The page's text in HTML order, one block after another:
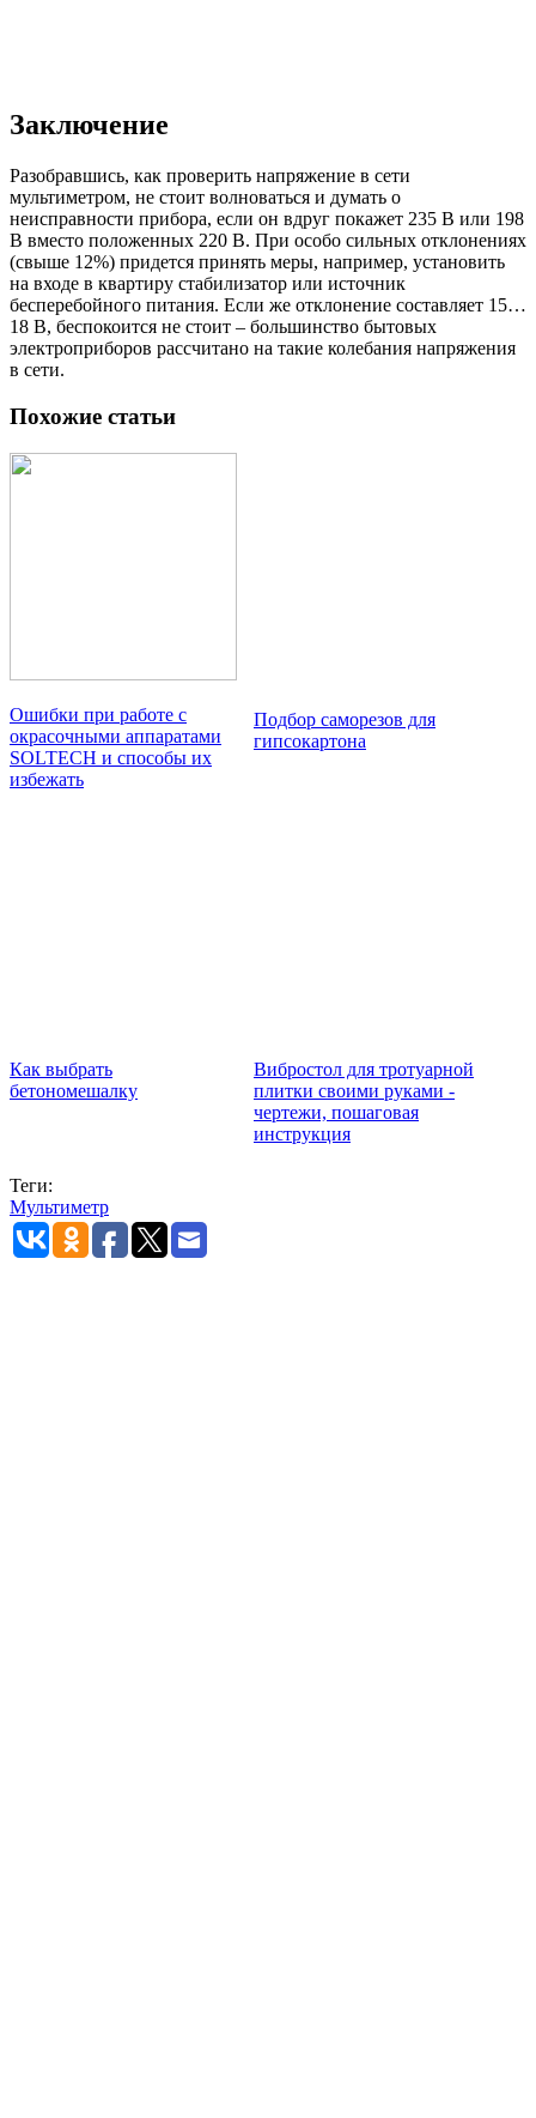
Заключение
Разобравшись, как проверить напряжение в сети
мультиметром, не стоит волноваться и думать о
неисправности прибора, если он вдруг покажет 235 В или 198
В вместо положенных 220 В. При особо сильных отклонениях
(свыше 12%) придется принять меры, например, установить
на входе в квартиру стабилизатор или источник
бесперебойного питания. Если же отклонение составляет 15…
18 В, беспокоится не стоит – большинство бытовых
электроприборов рассчитано на такие колебания напряжения
в сети.
Похожие статьи
Ошибки при работе с
окрасочными аппаратами
SOLTECH и способы их
избежать
Подбор саморезов для
гипсокартона
Как выбрать
бетономешалку
Вибростол для тротуарной
плитки своими руками -
чертежи, пошаговая
инструкция
Теги:
Мультиметр